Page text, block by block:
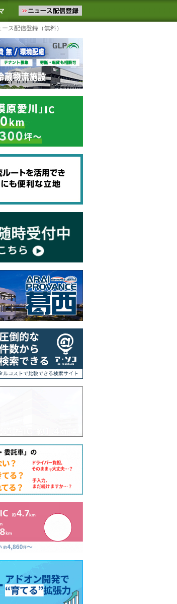
します。物流ニュースメール配信を登録す
加 よく見るテーマ
ース配信登録（無料）